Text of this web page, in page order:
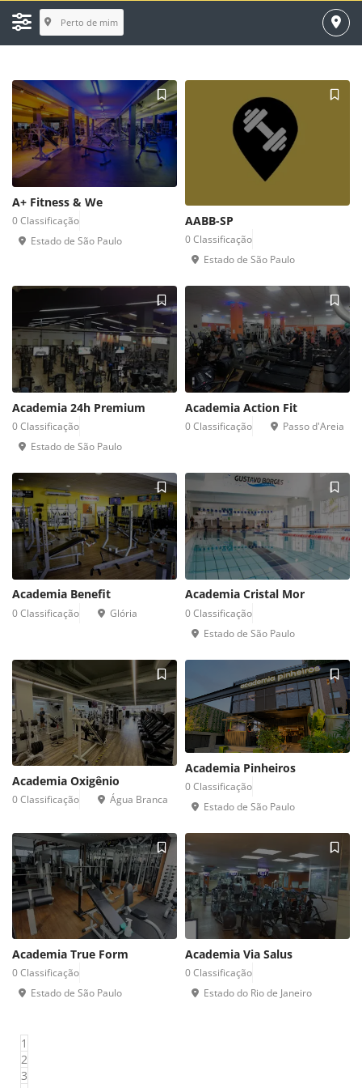
Perto de mim
A+ Fitness & We
0 Classificação
Estado de São Paulo
AABB-SP
0 Classificação
Estado de São Paulo
Academia 24h Premium
0 Classificação
Estado de São Paulo
Academia Action Fit
0 Classificação Passo d'Areia
Academia Benefit
0 Classificação Glória
Academia Cristal Mor
0 Classificação
Estado de São Paulo
Academia Oxigênio
0 Classificação Água Branca
Academia Pinheiros
0 Classificação
Estado de São Paulo
Academia True Form
0 Classificação
Estado de São Paulo
Academia Via Salus
0 Classificação
Estado do Rio de Janeiro
1
2
3